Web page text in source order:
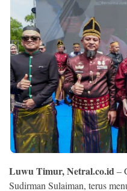
Peristiwa
Olahraga
Ekonomi
Memori
Luwu Timur, Netral.co.id–
Sudirman Sulaiman, terus